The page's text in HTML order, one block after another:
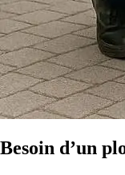
Besoin d’un